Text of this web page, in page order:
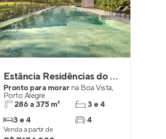
Estância Residências do Golfe
Pronto para morar na Boa Vista,
Porto Alegre
286 a 375 m²
3 e 4
3 e 4
4
Venda a partir de